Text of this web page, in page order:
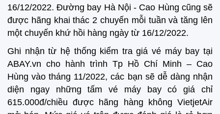
16/12/2022. Đường bay Hà Nội - Cao Hùng cũng sẽ
được hãng khai thác 2 chuyến mỗi tuần và tăng lên
một chuyến khứ hồi hàng ngày từ 16/12/2022.
Ghi nhận từ hệ thống kiểm tra giá vé máy bay tại
ABAY.vn cho hành trình Tp Hồ Chí Minh – Cao
Hùng vào tháng 11/2022, các bạn sẽ dễ dàng nhận
diện ngay những tấm vé máy bay có giá chỉ
615.000đ/chiều được hãng hàng không VietjetAir